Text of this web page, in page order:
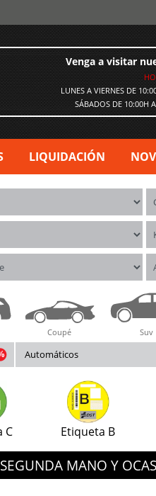
Venga a visitar
LUNES A VIERNES DE
SÁBADOS DE 10:00H
LIQUIDACIÓN
Coupé Suv
Automáticos
C Etiqueta B
MANO Y